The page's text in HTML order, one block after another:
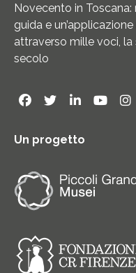
Novecento in
guida e
attraverso mille voci, la
secolo
Un progetto